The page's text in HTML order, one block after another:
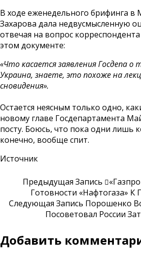
В ходе еженедельного брифинга
Захарова дала недвусмысленную
отвечая на вопрос
этом документе:
«Что касается заявления Госдепа
Украина, знаете, это похоже на
сновидения».
Остается неясным только одно,
новому главе Госдепартамента
посту. Боюсь, что пока одни лишь
конечно, вообще спит.
Источник
Предыдущая Запись
Готовности «Нафтогаза» К
Следующая Запись Порошенко
Посоветовал России
Добавить